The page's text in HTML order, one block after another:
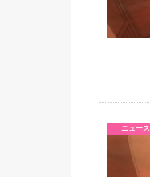
ニュース